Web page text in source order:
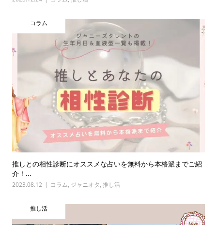
コラム
推しとの相性診断にオススメな占いを無料から本格派までご紹
介！...
2023.08.12 コラム, ジャニオタ, 推し活
推し活